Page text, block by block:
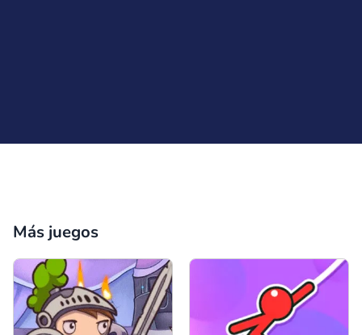
Más juegos